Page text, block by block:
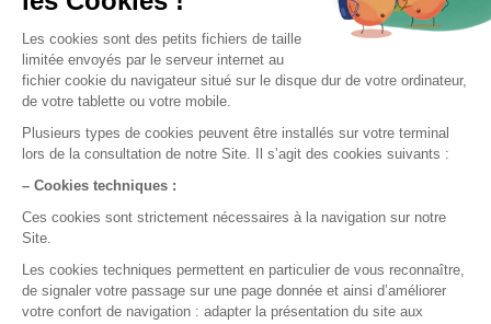
Démo en ligne
Prêt à nous essayer ?
Essayez gratuitement ou demandez une démo
Test gratuit Démo en ligne